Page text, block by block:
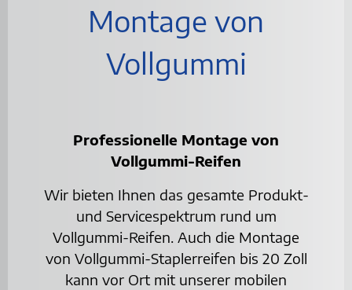
Montage von
Vollgummi
Professionelle Montage von
Vollgummi-Reifen
Wir bieten Ihnen das gesamte Produkt-
und Servicespektrum rund um
Vollgummi-Reifen. Auch die Montage
von Vollgummi-Staplerreifen bis 20 Zoll
kann vor Ort mit unserer mobilen